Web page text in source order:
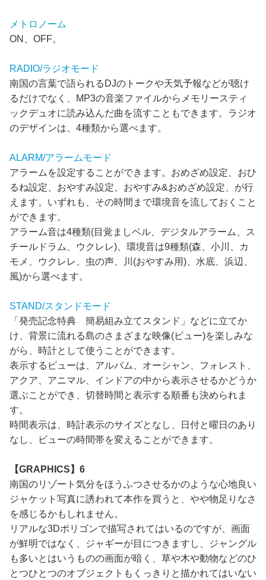
メトロノーム
ON、OFF。
RADIO/ラジオモード
南国の言葉で語られるDJのトークや天気予報などが聴け
るだけでなく、MP3の音楽ファイルからメモリースティ
ックデュオに読み込んだ曲を流すこともできます。ラジオ
のデザインは、4種類から選べます。
ALARM/アラームモード
アラームを設定することができます。おめざめ設定、おひ
るね設定、おやすみ設定、おやすみ&おめざめ設定、が行
えます。いずれも、その時間まで環境音を流しておくこと
ができます。
アラーム音は4種類(目覚ましベル、デジタルアラーム、ス
チールドラム、ウクレレ)、環境音は9種類(森、小川、カ
モメ、ウクレレ、虫の声、川(おやすみ用)、水底、浜辺、
風)から選べます。
STAND/スタンドモード
「発売記念特典 簡易組み立てスタンド」などに立てか
け、背景に流れる島のさまざまな映像(ビュー)を楽しみな
がら、時計として使うことができます。
表示するビューは、アルバム、オーシャン、フォレスト、
アクア、アニマル、インドアの中から表示させるかどうか
選ぶことができ、切替時間と表示する順番も決められま
す。
時間表示は、時計表示のサイズとなし、日付と曜日のあり
なし、ビューの時間帯を変えることができます。
【GRAPHICS】6
南国のリゾート気分をほうふつさせるかのような心地良い
ジャケット写真に誘われて本作を買うと、やや物足りなさ
を感じるかもしれません。
リアルな3Dポリゴンで描写されてはいるのですが、画面
が鮮明ではなく、ジャギーが目につきますし、ジャングル
も多いとはいうものの画面が暗く、草や木や動物などのひ
とつひとつのオブジェクトもくっきりと描かれてはいない